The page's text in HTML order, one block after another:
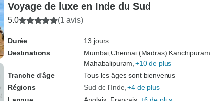
Voyage de luxe en Inde du Sud
5.0 (1 avis)
Durée
13 jours
Destinations
Mumbai, Chennai (Madras), Kanchipuram,
Mahabalipuram, +10 de plus
Tranche d'âge
Tous les âges sont bienvenus
Régions
Sud de l'Inde +4 de plus